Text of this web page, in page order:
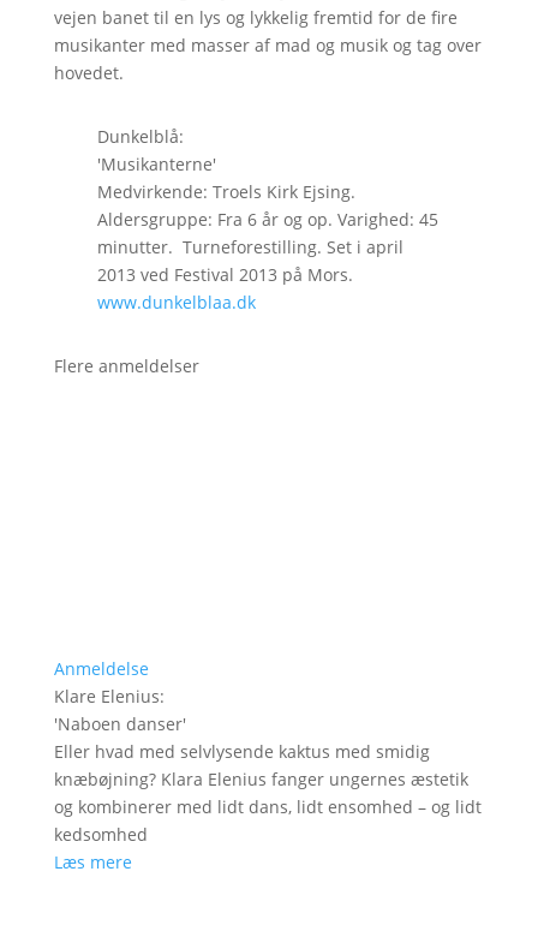
vejen banet til en lys og lykkelig fremtid for de fire
musikanter med masser af mad og musik og tag over
hovedet.
Dunkelblå:
'Musikanterne'
Medvirkende: Troels Kirk Ejsing.
Aldersgruppe: Fra 6 år og op. Varighed: 45
minutter. Turneforestilling. Set i april
2013 ved Festival 2013 på Mors.
www.dunkelblaa.dk
Flere anmeldelser
Anmeldelse
Klare Elenius:
'Naboen danser'
Eller hvad med selvlysende kaktus med smidig
knæbøjning? Klara Elenius fanger ungernes æstetik
og kombinerer med lidt dans, lidt ensomhed – og lidt
kedsomhed
Læs mere